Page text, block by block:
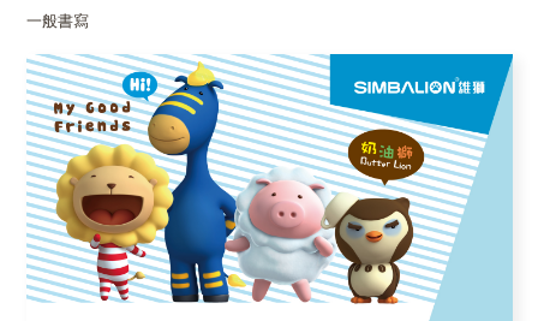
一般書寫